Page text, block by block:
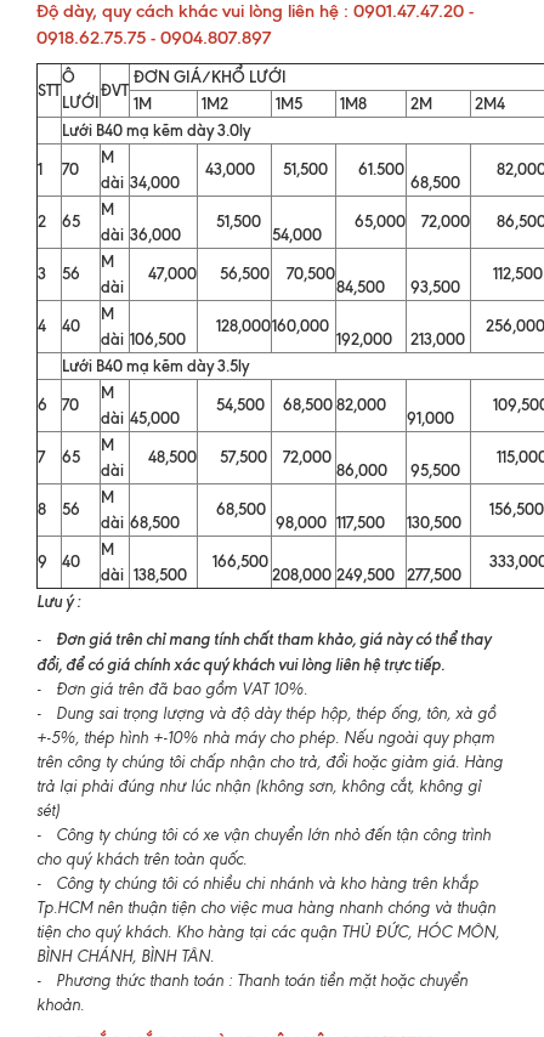
Độ dày, quy cách khác vui lòng liên hệ : 0901.47.47.20 -
0918.62.75.75 - 0904.807.897
STT
Ô
LƯỚI
ĐVT
ĐƠN GIÁ/KHỔ LƯỚI
1M
1M2 1M5 1M8 2M
2M4
Lưới B40 mạ kẽm dày 3.0ly
1
70
M
dài 34,000
43,000 51,500 61.500
68,500
2 65
M
dài 36,000
51,500
54,000
65,000 72,000
3 56
M
dài
47,000 56,500 70,500
84,500 93,500
112,500
4 40
M
dài 106,500
128,000160,000
192,000 213,000
256,000
Lưới B40 mạ kẽm dày 3.5ly
6
70
M
dài 45,000
54,500 68,50082,000
91,000
7 65
M
dài
48,500 57,500 72,000
86,000 95,500
8 56
M
dài 68,500
68,500
98,000 117,500 130,500
156,500
9 40
M
dài 138,500
166,500
208,000 249,500 277,500
Lưu ý :
- Đơn giá trên chỉ mang tính chất tham khảo, giá này có thể thay
đổi, để có giá chính xác quý khách vui lòng liên hệ trực tiếp.
- Đơn giá trên đã bao gồm VAT 10%.
- Dung sai trọng lượng và độ dày thép hộp, thép ống, tôn, xà gồ
+-5%, thép hình +-10% nhà máy cho phép. Nếu ngoài quy phạm
trên công ty chúng tôi chấp nhận cho trả, đổi hoặc giảm giá. Hàng
trả lại phải đúng như lúc nhận (không sơn, không cắt, không gỉ
sét)
- Công ty chúng tôi có xe vận chuyển lớn nhỏ đến tận công trình
cho quý khách trên toàn quốc.
- Công ty chúng tôi có nhiều chi nhánh và kho hàng trên khắp
Tp.HCM nên thuận tiện cho việc mua hàng nhanh chóng và thuận
tiện cho quý khách. Kho hàng tại các quận THỦ ĐỨC, HÓC MÔN,
BÌNH CHÁNH, BÌNH TÂN.
- Phương thức thanh toán : Thanh toán tiền mặt hoặc chuyển
khoản.